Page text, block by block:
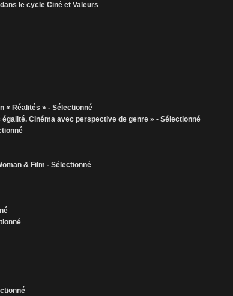
le cycle Ciné et Valeurs
« Réalités » - Sélectionné
Cinéma avec perspective de genre » - Sélectionné
& Film - Sélectionné